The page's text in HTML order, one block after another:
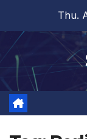
content
Thu.